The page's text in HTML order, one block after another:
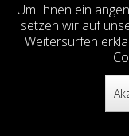
Um Ihnen ein
setzen wir auf
Weitersurfen